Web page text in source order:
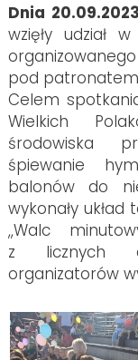
Dnia 20.09.2023
wzięły udział
pod patronatem
Celem
Wielkich
środowiska
śpiewanie
balonów do
wykonały
,,Walc
z licznych
organizatorów